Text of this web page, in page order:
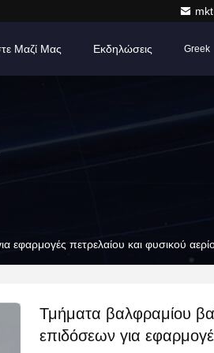
Μαζί Μας Εκδηλώσεις Greek
πετρελαίου και φυσικού
Τμήματα βαλφραμίου
επιδόσεων για